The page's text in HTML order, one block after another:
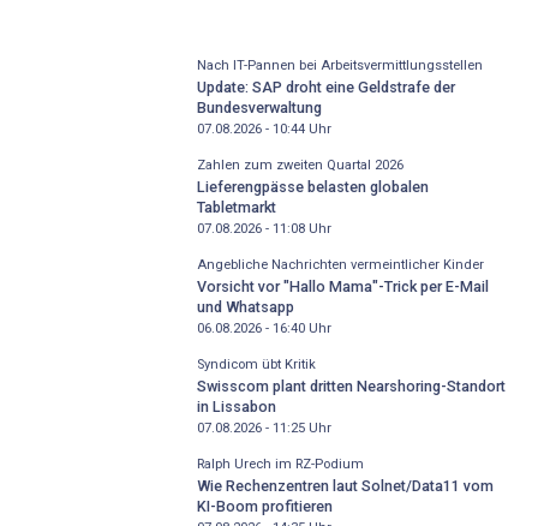
Nach IT-Pannen bei Arbeitsvermittlungsstellen
Update: SAP droht eine Geldstrafe der
Bundesverwaltung
07.08.2026 - 10:44Uhr
Zahlen zum zweiten Quartal 2026
Lieferengpässe belasten globalen
Tabletmarkt
07.08.2026 - 11:08Uhr
Angebliche Nachrichten vermeintlicher Kinder
Vorsicht vor "Hallo Mama"-Trick per E-Mail
und Whatsapp
06.08.2026 - 16:40Uhr
Syndicom übt Kritik
Swisscom plant dritten Nearshoring-Standort
in Lissabon
07.08.2026 - 11:25Uhr
Ralph Urech im RZ-Podium
Wie Rechenzentren laut Solnet/Data11 vom
KI-Boom profitieren